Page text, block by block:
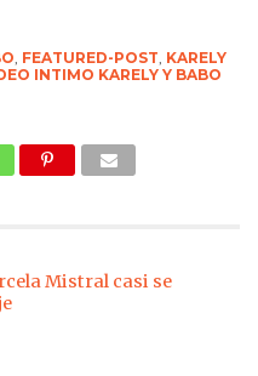
FEATURED-POST KARELY
INTIMO KARELY Y BABO
Mistral casi se